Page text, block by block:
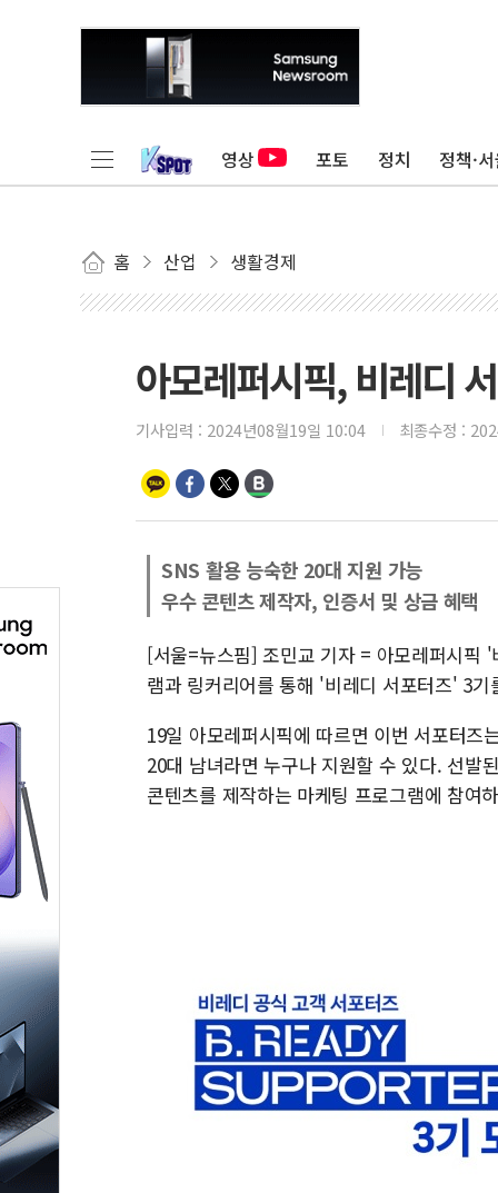
영상 포토 정치 정책·
홈 산업 생활경제
아모레퍼시픽, 비레디
기사입력 : 2024년08월19일 10:04 최종수정 :
SNS 활용 능숙한 20대 지원 가능
우수 콘텐츠 제작자, 인증서 및 상금 혜택
[서울=뉴스핌] 조민교 기자 = 아모레퍼시픽
램과 링커리어를 통해 '비레디 서포터즈' 3기
19일 아모레퍼시픽에 따르면 이번 서포터즈
20대 남녀라면 누구나 지원할 수 있다. 선발
콘텐츠를 제작하는 마케팅 프로그램에 참여